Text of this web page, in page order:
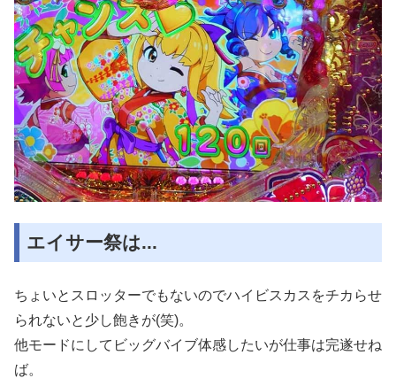
エイサー祭は...
ちょいとスロッターでもないのでハイビスカスをチカらせ
られないと少し飽きが(笑)。
他モードにしてビッグバイブ体感したいが仕事は完遂せね
ば。